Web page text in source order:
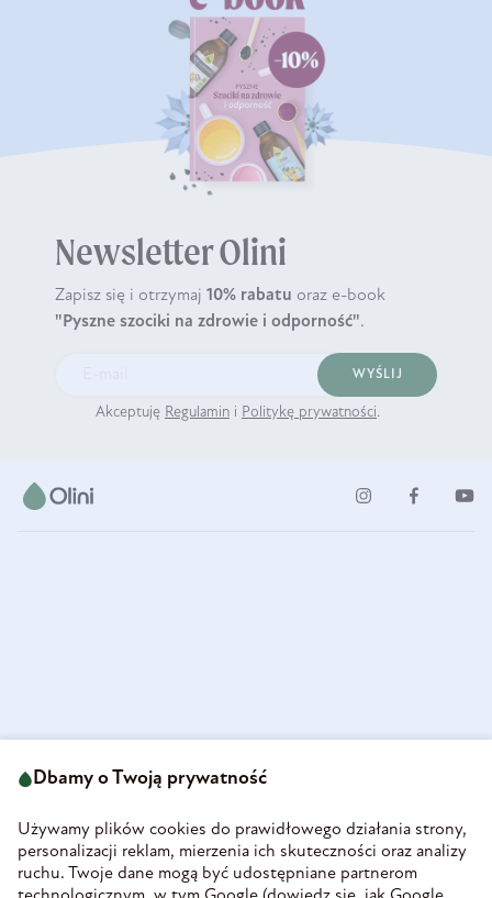
Newsletter Olini
Zapisz się i otrzymaj 10% rabatu oraz e-book
"Pyszne szociki na zdrowie i odporność".
WYŚLIJ
Akceptuję Regulamin i Politykę prywatności.
58-160 Świebodzice
REGON 890213034
INFORMACJE
Dbamy o Twoją prywatność
Używamy plików cookies do prawidłowego działania strony,
personalizacji reklam, mierzenia ich skuteczności oraz analizy
ruchu. Twoje dane mogą być udostępniane partnerom